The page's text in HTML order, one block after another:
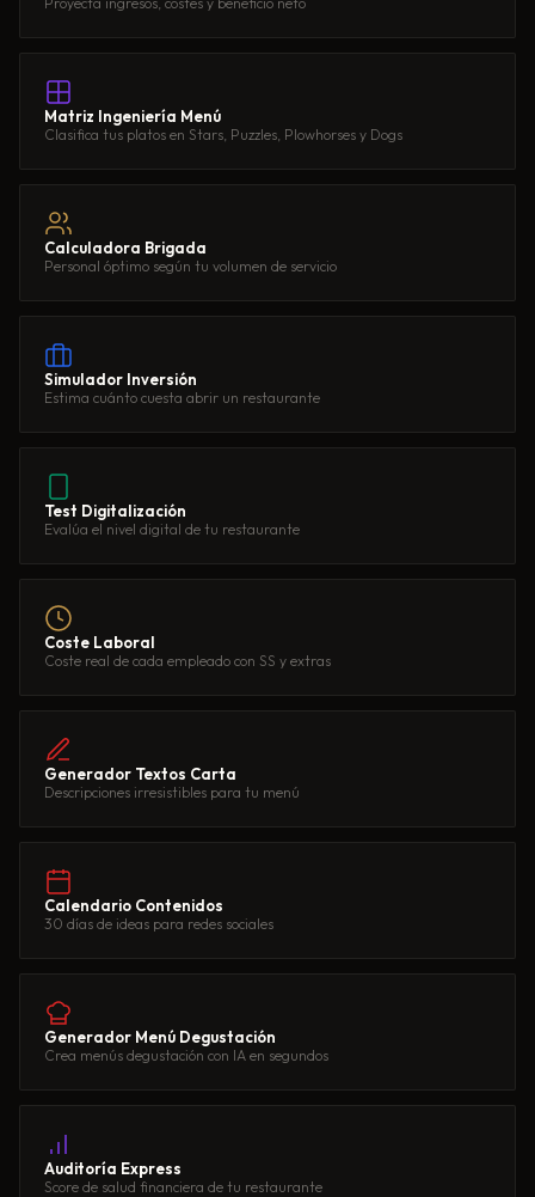
Matriz Ingeniería Menú
Clasifica tus platos en Stars, Puzzles, Plowhorses y Dogs
Calculadora Brigada
Personal óptimo según tu volumen de servicio
Simulador Inversión
Estima cuánto cuesta abrir un restaurante
Test Digitalización
Evalúa el nivel digital de tu restaurante
Coste Laboral
Coste real de cada empleado con SS y extras
Generador Textos Carta
Descripciones irresistibles para tu menú
Calendario Contenidos
30 días de ideas para redes sociales
Generador Menú Degustación
Crea menús degustación con IA en segundos
Auditoría Express
Score de salud financiera de tu restaurante